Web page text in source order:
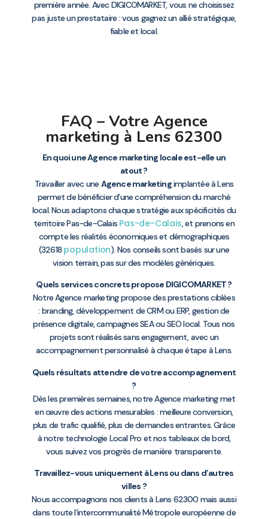
première année. Avec DIGICOMARKET, vous ne choisissez
pas juste un prestataire : vous gagnez un allié stratégique,
fiable et local.
FAQ – Votre Agence
marketing à Lens 62300
En quoi une Agence marketing locale est-elle un
atout ?
Travailler avec une Agence marketingimplantée à Lens
permet de bénéficier d’une compréhension du marché
local. Nous adaptons chaque stratégie aux spécificités du
territoire Pas-de-Calais Pas-de-Calais, et prenons en
compte les réalités économiques et démographiques
(32618 population). Nos conseils sont basés sur une
vision terrain, pas sur des modèles génériques.
Quels services concrets propose DIGICOMARKET ?
Notre Agence marketing propose des prestations ciblées
: branding, développement de CRM ou ERP, gestion de
présence digitale, campagnes SEA ou SEO local. Tous nos
projets sont réalisés sans engagement, avec un
accompagnement personnalisé à chaque étape à Lens.
Quels résultats attendre de votre accompagnement
?
Dès les premières semaines, notre Agence marketing met
en œuvre des actions mesurables : meilleure conversion,
plus de trafic qualifié, plus de demandes entrantes. Grâce
à notre technologie Local Pro et nos tableaux de bord,
vous suivez vos progrès de manière transparente.
Travaillez-vous uniquement à Lens ou dans d’autres
villes ?
Nous accompagnons nos clients à Lens 62300 mais aussi
dans toute l’intercommunalité Métropole européenne de